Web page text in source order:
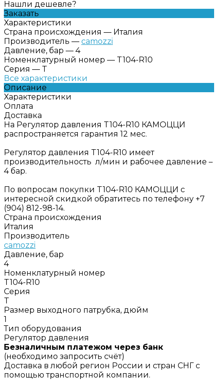
Нашли дешевле?
Заказать
Характеристики
Страна происхождения — Италия
Производитель — camozzi
Давление, бар — 4
Номенклатурный номер — T104-R10
Серия — T
Все характеристики
Описание
Характеристики
Оплата
Доставка
На Регулятор давления T104-R10 КАМОЦЦИ
распространяется гарантия 12 мес.
Регулятор давления T104-R10 имеет
производительность л/мин и рабочее давление –
4 бар.
По вопросам покупки T104-R10 КАМОЦЦИ с
интересной скидкой обратитесь по телефону +7
(904) 812-98-14.
Страна происхождения
Италия
Производитель
camozzi
Давление, бар
4
Номенклатурный номер
T104-R10
Серия
T
Размер выходного патрубка, дюйм
1
Тип оборудования
Регулятор давления
Безналичным платежом через банк
(необходимо запросить счёт)
Доставка в любой регион России и стран СНГ с
помощью транспортной компании.